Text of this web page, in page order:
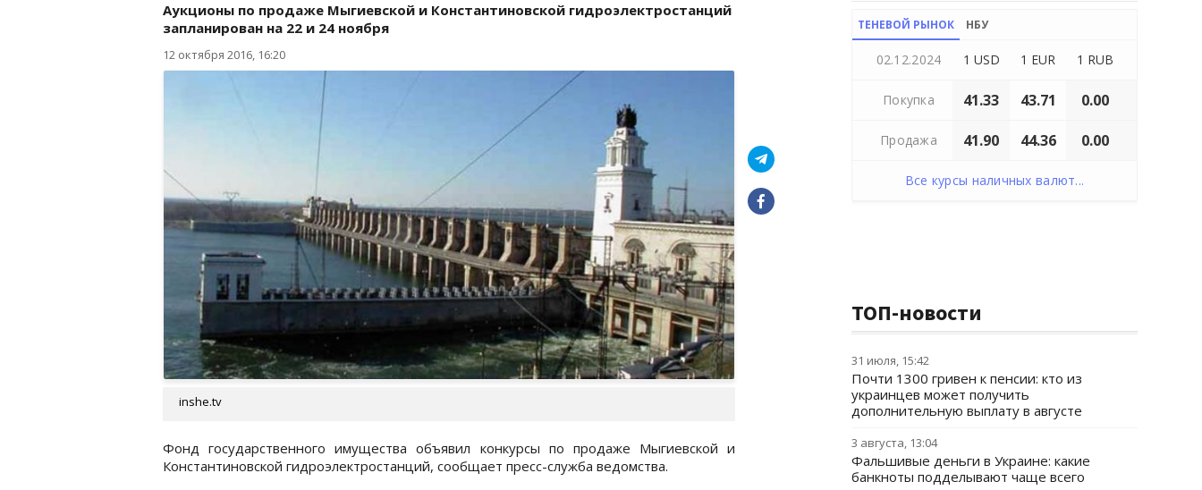
Аукционы по продаже Мыгиевской и Константиновской гидроэлектростанций
запланирован на 22 и 24 ноября
12 октября 2016, 16:20
inshe.tv
Фонд государственного имущества объявил конкурсы по продаже Мыгиевской и
Константиновской гидроэлектростанций, сообщает пресс-служба ведомства.
ТЕНЕВОЙ РЫНОК НБУ
02.12.2024 1 USD 1 EUR 1 RUB
Покупка 41.33 43.71 0.00
Продажа 41.90 44.36 0.00
Все курсы наличных валют...
ТОП-новости
31 июля, 15:42
Почти 1300 гривен к пенсии: кто из
украинцев может получить
дополнительную выплату в августе
3 августа, 13:04
Фальшивые деньги в Украине: какие
банкноты подделывают чаще всего